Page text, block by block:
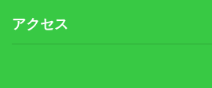
アクセス